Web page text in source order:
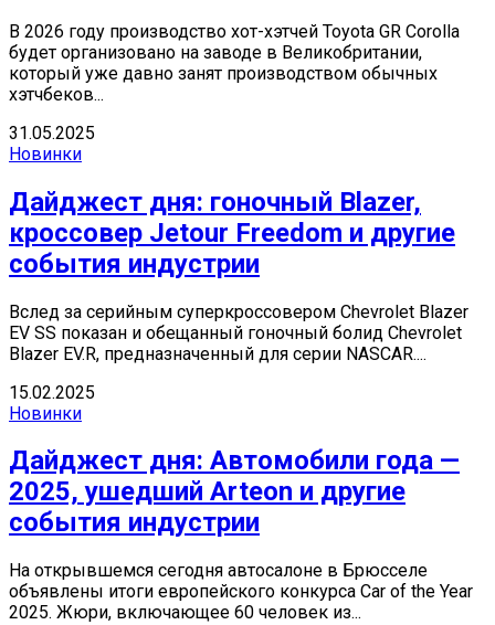
В 2026 году производство хот-хэтчей Toyota GR Corolla
будет организовано на заводе в Великобритании,
который уже давно занят производством обычных
хэтчбеков...
31.05.2025
Новинки
Дайджест дня: гоночный Blazer,
кроссовер Jetour Freedom и другие
события индустрии
Вслед за серийным суперкроссовером Chevrolet Blazer
EV SS показан и обещанный гоночный болид Chevrolet
Blazer EV.R, предназначенный для серии NASCAR....
15.02.2025
Новинки
Дайджест дня: Автомобили года —
2025, ушедший Arteon и другие
события индустрии
На открывшемся сегодня автосалоне в Брюсселе
объявлены итоги европейского конкурса Car of the Year
2025. Жюри, включающее 60 человек из...